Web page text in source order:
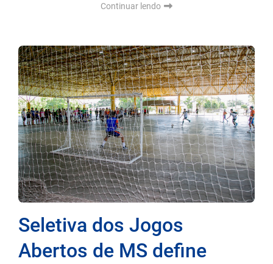
Continuar lendo
Seletiva dos Jogos
Abertos de MS define